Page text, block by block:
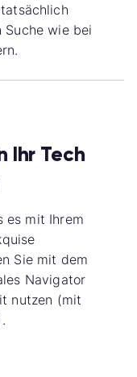
Suche wie bei
Ihr Tech
es mit Ihrem
Sie mit dem
Navigator
nutzen (mit